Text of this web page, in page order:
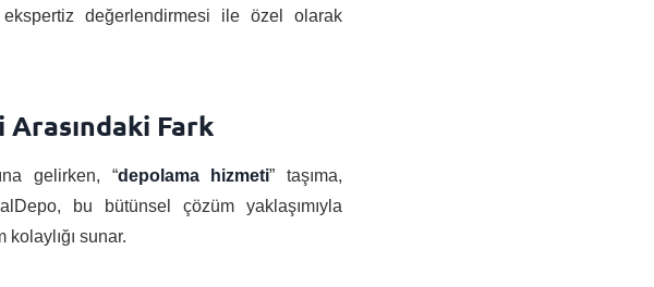
değerlendirmesi ile özel olarak
Fark
gelirken, “depolama hizmeti” taşıma,
bu bütünsel çözüm yaklaşımıyla
sunar.